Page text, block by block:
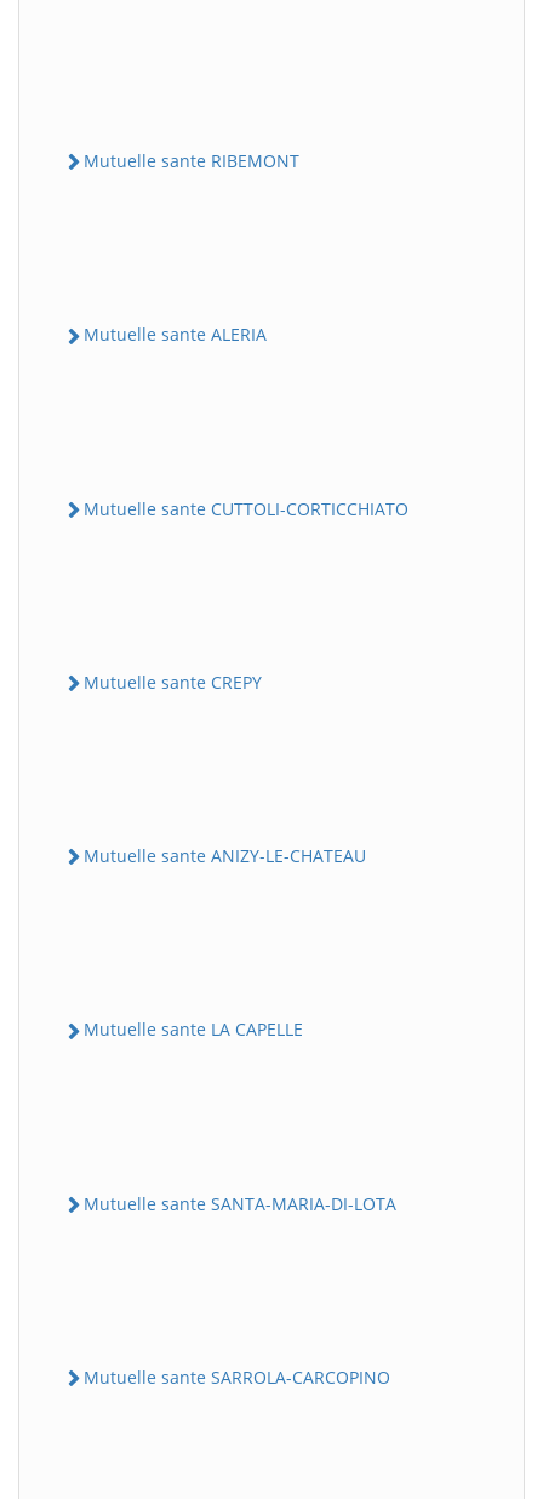
Mutuelle sante RIBEMONT
Mutuelle sante ALERIA
Mutuelle sante CUTTOLI-CORTICCHIATO
Mutuelle sante CREPY
Mutuelle sante ANIZY-LE-CHATEAU
Mutuelle sante LA CAPELLE
Mutuelle sante SANTA-MARIA-DI-LOTA
Mutuelle sante SARROLA-CARCOPINO